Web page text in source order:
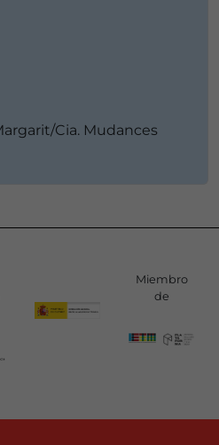
Cia. Mudances
Miembro
de